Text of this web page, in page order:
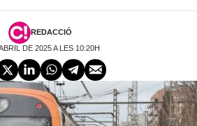
REDACCIÓ
DE 2025 A LES 10:20H